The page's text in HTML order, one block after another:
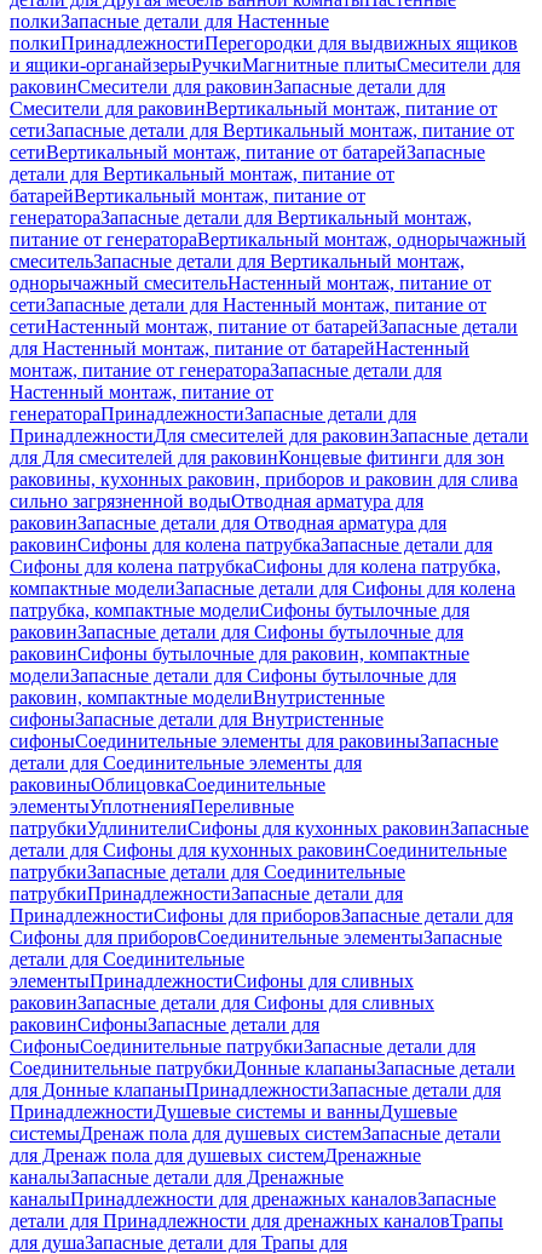
полкиЗапасные детали для Настенные
полкиПринадлежностиПерегородки для выдвижных ящиков
и ящики-органайзерыРучкиМагнитные плитыСмесители для
раковинСмесители для раковинЗапасные детали для
Смесители для раковинВертикальный монтаж, питание от
сетиЗапасные детали для Вертикальный монтаж, питание от
сетиВертикальный монтаж, питание от батарейЗапасные
детали для Вертикальный монтаж, питание от
батарейВертикальный монтаж, питание от
генератораЗапасные детали для Вертикальный монтаж,
питание от генератораВертикальный монтаж, однорычажный
смесительЗапасные детали для Вертикальный монтаж,
однорычажный смесительНастенный монтаж, питание от
сетиЗапасные детали для Настенный монтаж, питание от
сетиНастенный монтаж, питание от батарейЗапасные детали
для Настенный монтаж, питание от батарейНастенный
монтаж, питание от генератораЗапасные детали для
Настенный монтаж, питание от
генератораПринадлежностиЗапасные детали для
ПринадлежностиДля смесителей для раковинЗапасные детали
для Для смесителей для раковинКонцевые фитинги для зон
раковины, кухонных раковин, приборов и раковин для слива
сильно загрязненной водыОтводная арматура для
раковинЗапасные детали для Отводная арматура для
раковинСифоны для колена патрубкаЗапасные детали для
Сифоны для колена патрубкаСифоны для колена патрубка,
компактные моделиЗапасные детали для Сифоны для колена
патрубка, компактные моделиСифоны бутылочные для
раковинЗапасные детали для Сифоны бутылочные для
раковинСифоны бутылочные для раковин, компактные
моделиЗапасные детали для Сифоны бутылочные для
раковин, компактные моделиВнутристенные
сифоныЗапасные детали для Внутристенные
сифоныСоединительные элементы для раковиныЗапасные
детали для Соединительные элементы для
раковиныОблицовкаСоединительные
элементыУплотненияПереливные
патрубкиУдлинителиСифоны для кухонных раковинЗапасные
детали для Сифоны для кухонных раковинСоединительные
патрубкиЗапасные детали для Соединительные
патрубкиПринадлежностиЗапасные детали для
ПринадлежностиСифоны для приборовЗапасные детали для
Сифоны для приборовСоединительные элементыЗапасные
детали для Соединительные
элементыПринадлежностиСифоны для сливных
раковинЗапасные детали для Сифоны для сливных
раковинСифоныЗапасные детали для
СифоныСоединительные патрубкиЗапасные детали для
Соединительные патрубкиДонные клапаныЗапасные детали
для Донные клапаныПринадлежностиЗапасные детали для
ПринадлежностиДушевые системы и ванныДушевые
системыДренаж пола для душевых системЗапасные детали
для Дренаж пола для душевых системДренажные
каналыЗапасные детали для Дренажные
каналыПринадлежности для дренажных каналовЗапасные
детали для Принадлежности для дренажных каналовТрапы
для душаЗапасные детали для Трапы для